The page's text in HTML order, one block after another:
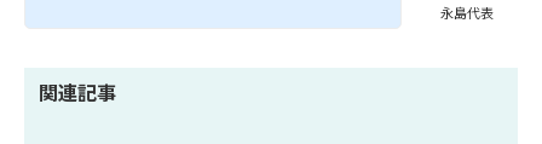
永島代表
関連記事